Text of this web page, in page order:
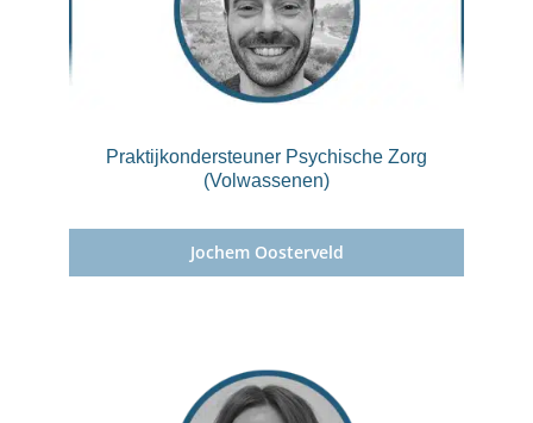
Praktijkondersteuner Psychische Zorg
(Volwassenen)
Jochem Oosterveld